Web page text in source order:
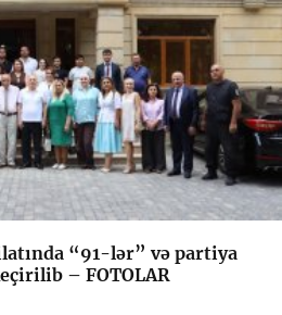
“91-lər” və partiya
– FOTOLAR